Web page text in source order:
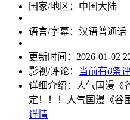
国家/地区： 中国大陆
语言/字幕： 汉语普通话
更新时间： 2026-01-02
影视/评论：
当前有0条
详细介绍：
人气国漫《
定！！！
人气国漫《谷
详情